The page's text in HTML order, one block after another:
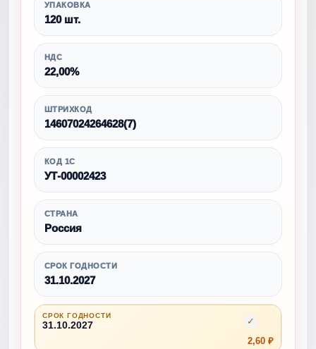
УПАКОВКА
120 шт.
НДС
22,00%
ШТРИХКОД
14607024264628(7)
КОД 1С
УТ-00002423
СТРАНА
Россия
СРОК ГОДНОСТИ
31.10.2027
СРОК ГОДНОСТИ
31.10.2027
2,60 ₽
✓